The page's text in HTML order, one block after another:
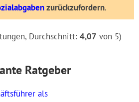
zurückzufordern.
Durchschnitt: 4,07 von 5)
Ratgeber
als